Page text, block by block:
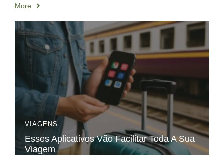
More
VIAGENS
Esses Aplicativos Vão Facilitar Toda A Sua
Viagem